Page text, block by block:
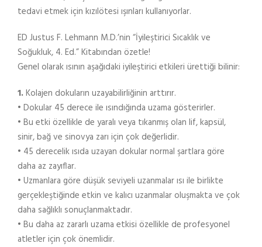
tedavi etmek için kızılötesi ışınları kullanıyorlar.
ED Justus F. Lehmann M.D.’nin “İyileştirici Sıcaklık ve
Soğukluk, 4. Ed.” Kitabından özetle!
Genel olarak ısının aşağıdaki iyileştirici etkileri ürettiği bilinir:
1.Kolajen dokuların uzayabilirliğinin arttırır.
• Dokular 45 derece ile ısındığında uzama gösterirler.
• Bu etki özellikle de yaralı veya tıkanmış olan lif, kapsül,
sinir, bağ ve sinovya zarı için çok değerlidir.
• 45 derecelik ısıda uzayan dokular normal şartlara göre
daha az zayıflar.
• Uzmanlara göre düşük seviyeli uzanmalar ısı ile birlikte
gerçekleştiğinde etkin ve kalıcı uzanmalar oluşmakta ve çok
daha sağlıklı sonuçlanmaktadır.
• Bu daha az zararlı uzama etkisi özellikle de profesyonel
atletler için çok önemlidir.